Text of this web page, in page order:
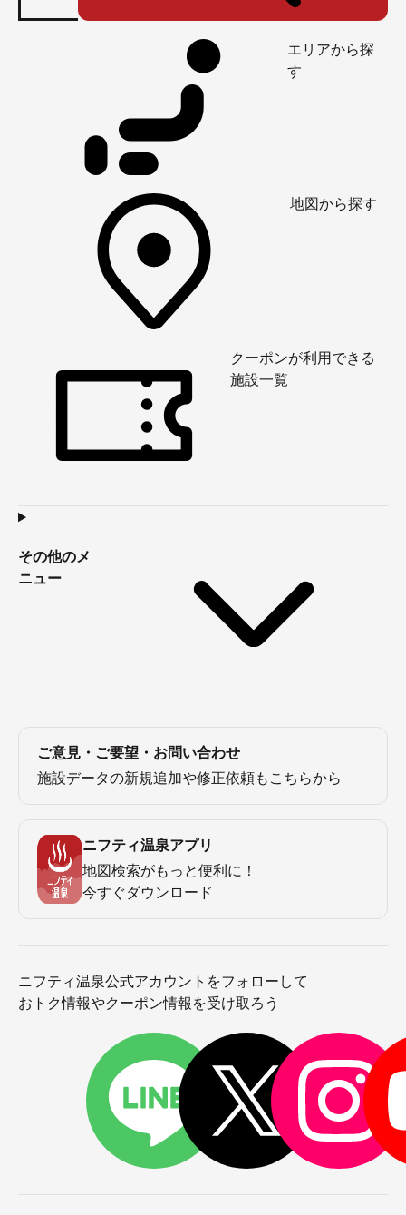
エリアから探
す
地図から探す
クーポンが利用できる
施設一覧
その他のメ
ニュー
ご意見・ご要望・お問い合わせ
施設データの新規追加や修正依頼もこちらから
ニフティ温泉アプリ
地図検索がもっと便利に！
今すぐダウンロード
ニフティ温泉公式アカウントをフォローして
おトク情報やクーポン情報を受け取ろう